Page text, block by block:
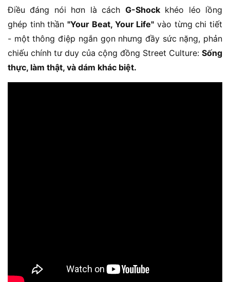
Điều đáng nói hơn là cách G-Shockkhéo léo lồng
ghép tinh thần"Your Beat, Your Life" vào từng chi tiết
- một thông điệp ngắn gọn nhưng đầy sức nặng, phản
chiếu chính tư duy của cộng đồng Street Culture: Sống
thực, làm thật, và dám khác biệt.